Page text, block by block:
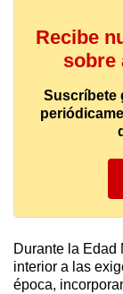
Recibe
sobre
Suscríbete
Durante la Edad
interior a las
época,